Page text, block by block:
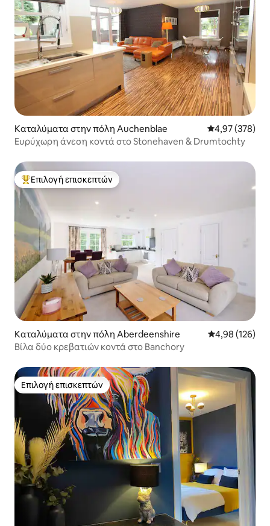
Καταλύματα στην πόλη Auchenblae Μέση
4,97 (378)
Ευρύχωρη άνεση κοντά στο Stonehaven & Drumtochty
Κορυφαία επιλογή επισκεπτών
Επιλογή επισκεπτών
Καταλύματα στην πόλη Aberdeenshire Μέση
4,98 (126)
Βίλα δύο κρεβατιών κοντά στο Banchory
Επιλογή επισκεπτών
Επιλογή επισκεπτών